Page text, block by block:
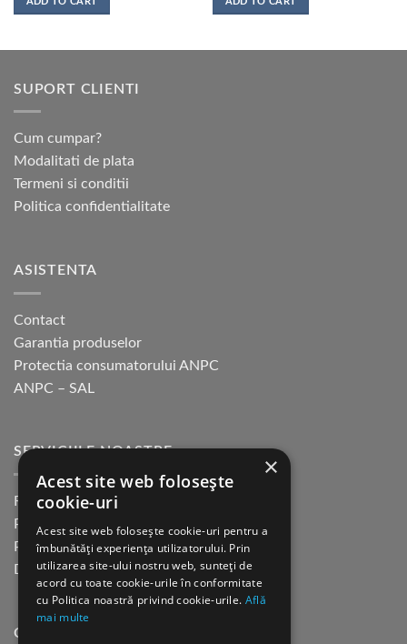
fost:
SUPORT CLIENTI
Cum cumpar?
Modalitati de plata
Termeni si conditii
Politica confidentialitate
ASISTENTA
Contact
Garantia produselor
Protectia consumatorului ANPC
ANPC – SAL
SERVICIILE NOASTRE
Returnare in 30 de zile
Plata cu cardul Guerrilla
Plata in rate fara dobanda
Distributie sau profesionisti
CINE SUNTEM?
×
Acest site web folosește
cookie-uri
Acest site web folosește cookie-uri pentru a
îmbunătăți experiența utilizatorului. Prin
utilizarea site-ului nostru web, sunteți de
acord cu toate cookie-urile în conformitate
cu Politica noastră privind cookie-urile. Află
mai multe